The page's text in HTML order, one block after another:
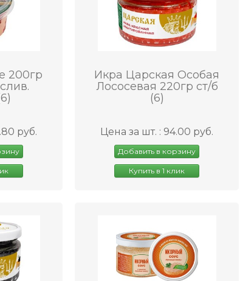
200гр
руб.
Икра Царская Особая
Лососевая 220гр ст/б
(6)
Цена за шт. : 94.00 руб.
Добавить в корзину
Купить в 1 клик